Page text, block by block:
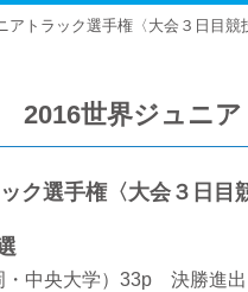
アトラック選手権〈大会３日目競
2016世界ジュニア
ク選手権〈大会３日目
央大学）33p 決勝進出